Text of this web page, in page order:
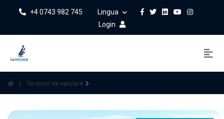
+4 0743 982 745
Lingua
Login
Terenuri de vanzare